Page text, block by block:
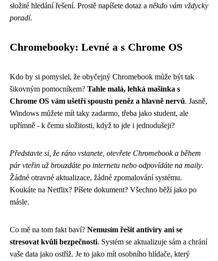
složité hledání řešení. Prostě napíšete dotaz a někdo vám vždycky
poradí.
Chromebooky: Levné a s Chrome OS
Kdo by si pomyslel, že obyčejný Chromebook může být tak
šikovným pomocníkem? Tahle malá, lehká mašinka s
Chrome OS vám ušetří spoustu peněz a hlavně nervů. Jasně,
Windows můžete mít taky zadarmo, třeba jako student, ale
upřímně - k čemu složitosti, když to jde i jednodušeji?
Představte si, že ráno vstanete, otevřete Chromebook a během
pár vteřin už brouzdáte po internetu nebo odpovídáte na maily.
Žádné otravné aktualizace, žádné zpomalování systému.
Koukáte na Netflix? Píšete dokument? Všechno běží jako po
másle.
Co mě na tom fakt baví? Nemusím řešit antiviry ani se
stresovat kvůli bezpečnosti. Systém se aktualizuje sám a chrání
vaše data jako ostříž. Je to jako mít osobního hlídače, který